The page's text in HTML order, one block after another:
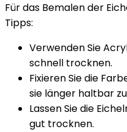
Für das Bemalen der
Tipps:
Verwenden Sie
schnell trocknen.
Fixieren Sie die
sie länger haltbar
Lassen Sie die
gut trocknen.